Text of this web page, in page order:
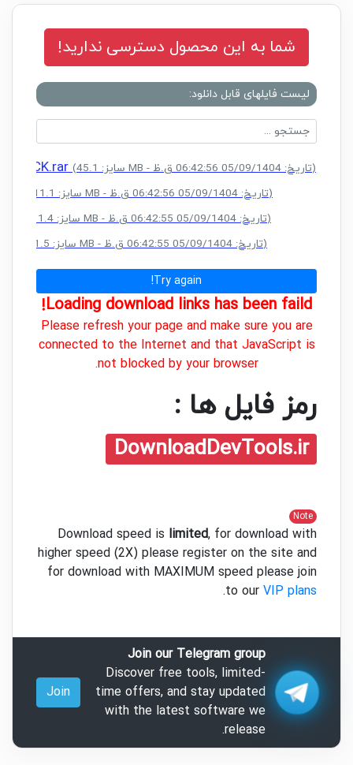
شما به این محصول دسترسی ندارید!
لیست فایلهای قابل دانلود:
CRACK.rar (سایز: 45.1 MB - تاریخ: 05/09/1404 06:42:56 ق.ظ)
(سایز: 11.1 MB - تاریخ: 05/09/1404 06:42:56 ق.ظ)
(سایز: 11.4 MB - تاریخ: 05/09/1404 06:42:55 ق.ظ)
(سایز: 11.5 MB - تاریخ: 05/09/1404 06:42:55 ق.ظ)
Try again!
Loading download links has been faild!
Please refresh your page and make sure you are
connected to the Internet and that JavaScript is
not blocked by your browser.
رمز فایل ها :
DownloadDevTools.ir
Note
Download speed is limited, for download with
higher speed (2X) please register on the site and
for download with MAXIMUM speed please join
to our VIP plans
.
Join our Telegram group
Discover free tools, limited-
time offers, and stay updated
with the latest software we
release.
Join